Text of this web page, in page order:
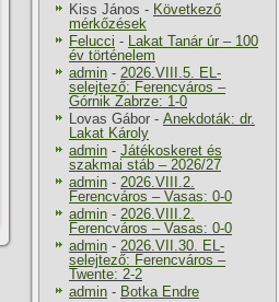
Kiss János - Következő
mérkőzések
Felucci - Lakat Tanár úr – 100
év történelem
admin - 2026.VIII.5. EL-
selejtező: Ferencváros –
Górnik Zabrze: 1-0
Lovas Gábor - Anekdoták: dr.
Lakat Károly
admin - Játékoskeret és
szakmai stáb – 2026/27
admin - 2026.VIII.2.
Ferencváros – Vasas: 0-0
admin - 2026.VIII.2.
Ferencváros – Vasas: 0-0
admin - 2026.VII.30. EL-
selejtező: Ferencváros –
Twente: 2-2
admin - Botka Endre